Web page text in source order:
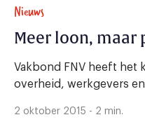
Nieuws
Meer loon, maar
Vakbond FNV heeft het
overheid, werkgevers
2 oktober 2015 - 2 min.